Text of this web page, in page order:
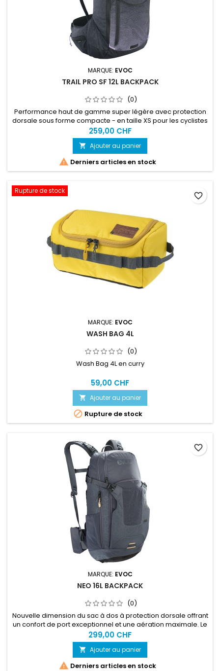
MARQUE: EVOC
TRAIL PRO SF 12L BACKPACK
(0)
Performance haut de gamme super légère avec protection
dorsale sous forme compacte - en taille XS pour les cyclistes
avec un dos court. Le sac à dos protecteur TRAIL PRO SF 12 est
le compagnon idéal des vététistes ambitieux et brille sur les
sentiers par sa combinaison d'un maintien sans compromis,
d'un confort maximal et d'une protection maximale. La...
259,00 CHF
 Ajouter au panier
 Derniers articles en stock
Rupture de stock
MARQUE: EVOC
WASH BAG 4L
(0)
Wash Bag 4L en curry
59,00 CHF
 Ajouter au panier
 Rupture de stock
favorite_border
MARQUE: EVOC
NEO 16L BACKPACK
(0)
Nouvelle dimension du sac à dos à protection dorsale offrant
un confort de port exceptionnel et une aération maximale. Le
concept révolutionnaire de la protection dorsale AIRSHIELD
est le résultat de 10 années d’expérience dans la technologie
des protections dorsales, alliant les normes les plus élevées
en matière de sécurité au confort de port maximal...
299,00 CHF
 Ajouter au panier
 Derniers articles en stock
favorite_border